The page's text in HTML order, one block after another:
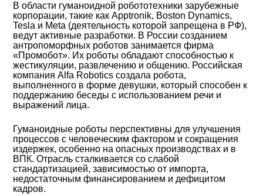
В области гуманоидной робототехники зарубежные
корпорации, такие как Apptronik, Boston Dynamics,
Tesla и Meta (деятельность которой запрещена в РФ),
ведут активные разработки. В России созданием
антропоморфных роботов занимается фирма
«Промобот». Их роботы обладают способностью к
жестикуляции, развлечению и общению. Российская
компания Alfa Robotics создала робота,
выполненного в форме девушки, который способен к
поддержанию беседы с использованием речи и
выражений лица.
Гуманоидные роботы перспективны для улучшения
процессов с человеческим фактором и сокращения
издержек, особенно на опасных производствах и в
ВПК. Отрасль сталкивается со слабой
стандартизацией, зависимостью от импорта,
недостаточным финансированием и дефицитом
кадров.